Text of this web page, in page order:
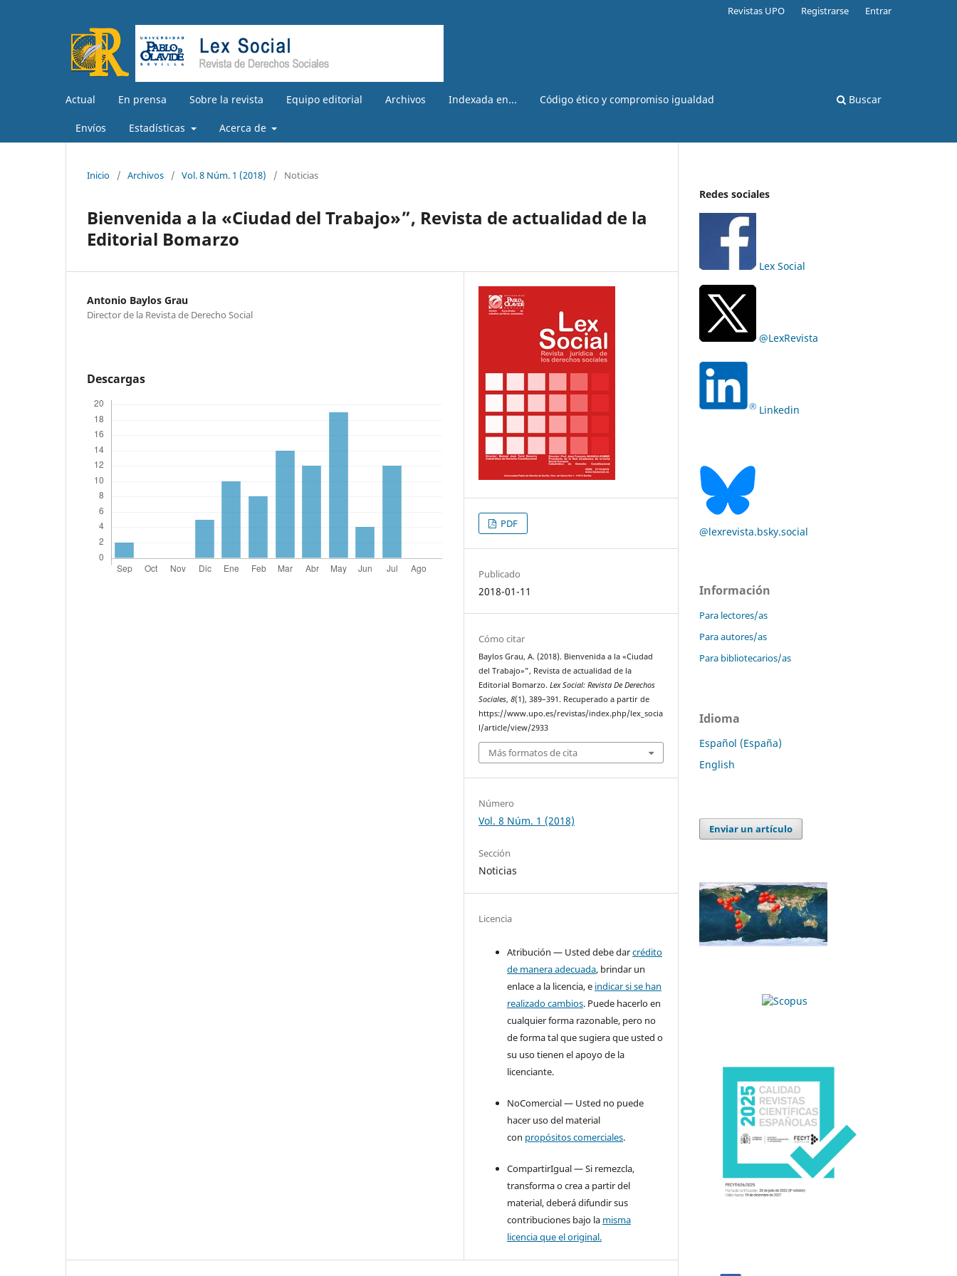
Actual En prensa Sobre la revista Equipo editorial Archivos Indexada en... Código ético y compromiso igualdad
Envíos Estadísticas Acerca de
Buscar
Revistas UPO Registrarse Entrar
Inicio / Archivos / Vol. 8 Núm. 1 (2018) / Noticias
Bienvenida a la «Ciudad del Trabajo»”, Revista de actualidad de la
Editorial Bomarzo
Antonio Baylos Grau
Director de la Revista de Derecho Social
Descargas
PDF
Publicado
2018-01-11
Cómo citar
Baylos Grau, A. (2018). Bienvenida a la «Ciudad
del Trabajo»”, Revista de actualidad de la
Editorial Bomarzo.Lex Social: Revista De Derechos
Sociales,8(1), 389–391. Recuperado a partir de
https://www.upo.es/revistas/index.php/lex_socia
l/article/view/2933
Más formatos de cita
Número
Vol. 8 Núm. 1 (2018)
Sección
Noticias
Licencia
Atribución — Usted debe darcrédito
de manera adecuada, brindar un
enlace a la licencia, e indicar si se han
realizado cambios. Puede hacerlo en
cualquier forma razonable, pero no
de forma tal que sugiera que usted o
su uso tienen el apoyo de la
licenciante.
NoComercial — Usted no puede
hacer uso del material
con propósitos comerciales.
CompartirIgual — Si remezcla,
transforma o crea a partir del
material, deberá difundir sus
contribuciones bajo la misma
licencia que el original.
Redes sociales
Lex Social
@LexRevista
Linkedin
@lexrevista.bsky.social
Información
Para lectores/as
Para autores/as
Para bibliotecarios/as
Idioma
Español (España)
English
Enviar un artículo